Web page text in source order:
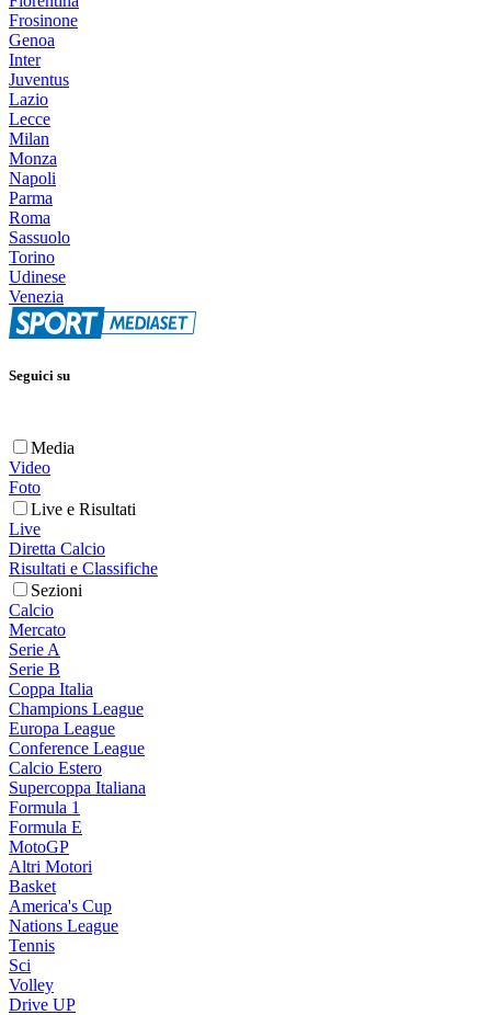
Frosinone
Genoa
Inter
Juventus
Lazio
Lecce
Milan
Monza
Napoli
Parma
Roma
Sassuolo
Torino
Udinese
Venezia
Seguici su
Media
Video
Foto
Live e Risultati
Live
Diretta Calcio
Risultati e Classifiche
Sezioni
Calcio
Mercato
Serie A
Serie B
Coppa Italia
Champions League
Europa League
Conference League
Calcio Estero
Supercoppa Italiana
Formula 1
Formula E
MotoGP
Altri Motori
Basket
America's Cup
Nations League
Tennis
Sci
Volley
Drive UP